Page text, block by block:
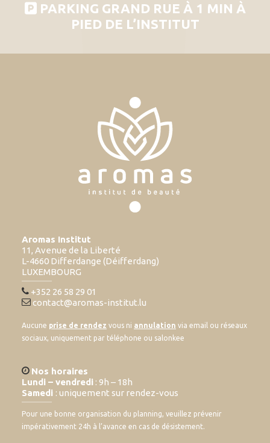
PARKING GRAND RUE À 1 MIN À
PIED DE L’INSTITUT
Aromas Institut
11, Avenue de la Liberté
L-4660 Differdange (Déifferdang)
LUXEMBOURG
+352 26 58 29 01
contact@aromas-institut.lu
Aucune prise de rendez vous ni annulation via email ou réseaux
sociaux, uniquement par téléphone ou salonkee
Nos horaires
Lundi – vendredi : 9h – 18h
Samedi : uniquement sur rendez-vous
Pour une bonne organisation du planning, veuillez prévenir
impérativement 24h à l’avance en cas de désistement.